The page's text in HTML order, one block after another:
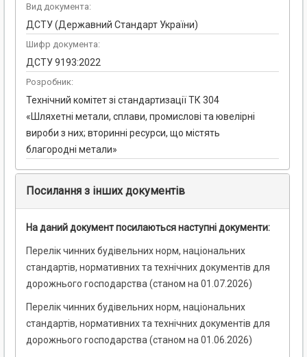
Вид документа:
ДСТУ (Державний Стандарт України)
Шифр документа:
ДСТУ 9193:2022
Розробник:
Технічний комітет зі стандартизації ТК 304
«Шляхетні метали, сплави, промислові та ювелірні
вироби з них; вторинні ресурси, що містять
благородні метали»
Посилання з інших документів
На даний документ посилаються наступні документи:
Перелік чинних будівельних норм, національних
стандартів, нормативних та технічних документів для
дорожнього господарства (станом на 01.07.2026)
Перелік чинних будівельних норм, національних
стандартів, нормативних та технічних документів для
дорожнього господарства (станом на 01.06.2026)